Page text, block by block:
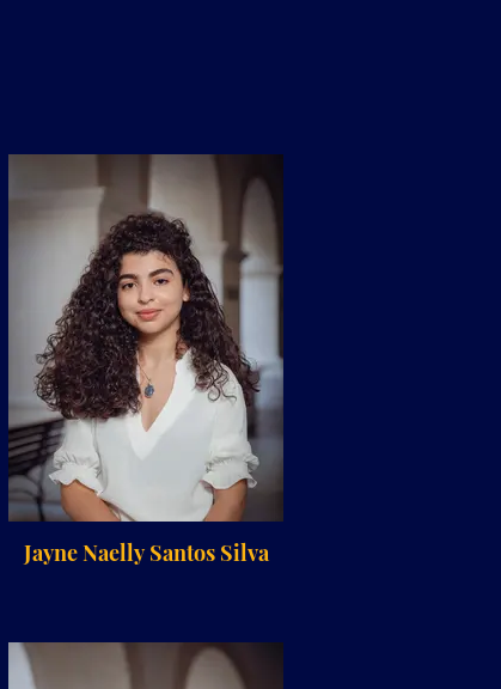
Jayne Naelly Santos Silva